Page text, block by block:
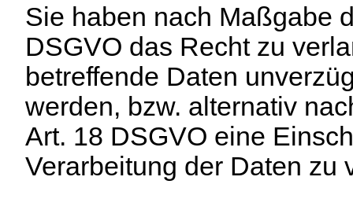
Sie haben nach Maßgabe
DSGVO das Recht zu
betreffende Daten
werden, bzw. alternativ
Art. 18 DSGVO eine
Verarbeitung der Daten zu